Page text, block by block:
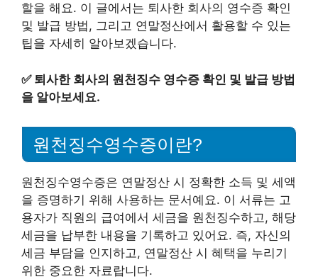
할을 해요. 이 글에서는 퇴사한 회사의 영수증 확인
및 발급 방법, 그리고 연말정산에서 활용할 수 있는
팁을 자세히 알아보겠습니다.
✅ 퇴사한 회사의 원천징수 영수증 확인 및 발급 방법
을 알아보세요.
원천징수영수증이란?
원천징수영수증은 연말정산 시 정확한 소득 및 세액
을 증명하기 위해 사용하는 문서예요. 이 서류는 고
용자가 직원의 급여에서 세금을 원천징수하고, 해당
세금을 납부한 내용을 기록하고 있어요. 즉, 자신의
세금 부담을 인지하고, 연말정산 시 혜택을 누리기
위한 중요한 자료랍니다.